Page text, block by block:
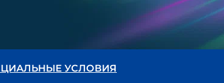
УСЛОВИЯ